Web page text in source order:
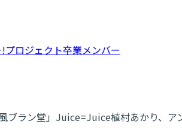
プロジェクト卒業メンバー
ブラン堂」Juice=Juice植村あかり、ア